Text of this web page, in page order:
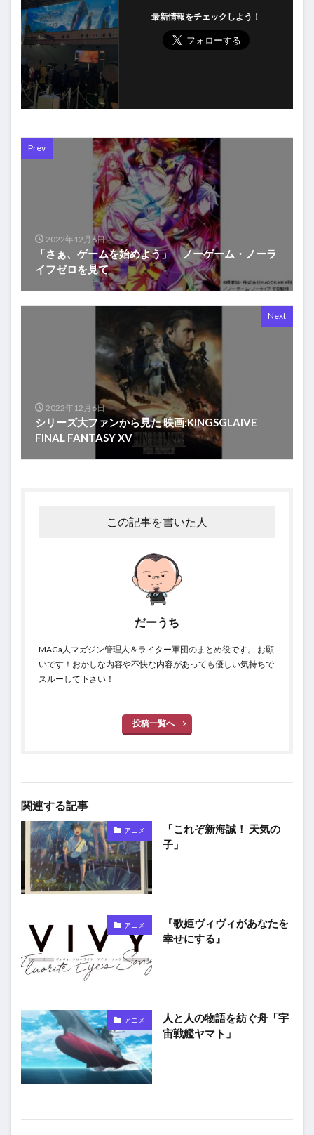
最新情報をチェックしよう！
Prev
2022年12月6日
「さぁ、ゲームを始めよう」 ノーゲーム・ノーラ
イフゼロを見て
Next
2022年12月6日
シリーズ大ファンから見た 映画:KINGSGLAIVE
FINAL FANTASY XV
この記事を書いた人
だーうち
MAGa人マガジン管理人＆ライター軍団のまとめ役です。 お願
いです！おかしな内容や不快な内容があっても優しい気持ちで
スルーして下さい！
投稿一覧へ
関連する記事
アニメ
「これぞ新海誠！ 天気の
子」
アニメ
『歌姫ヴィヴィがあなたを
幸せにする』
アニメ
人と人の物語を紡ぐ舟「宇
宙戦艦ヤマト」